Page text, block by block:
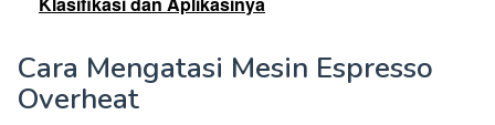
Cara Mengatasi Mesin Espresso
Overheat